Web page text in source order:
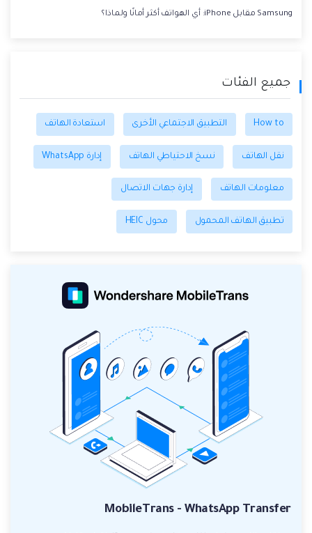
Samsung مقابل iPhone: أي الهواتف أكثر أمانًا ولماذا؟
جميع الفئات
How to التطبيق الاجتماعي الأخرى استعادة الهاتف
نقل الهاتف نسخ الاحتياطي الهاتف إدارة WhatsApp
معلومات الهاتف إدارة جهات الاتصال
تطبيق الهاتف المحمول محول HEIC
MobileTrans - WhatsApp Transfer